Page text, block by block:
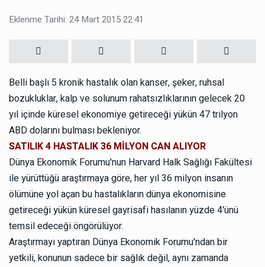
Eklenme Tarihi: 24 Mart 2015 22:41
Belli başlı 5 kronik hastalık olan kanser, şeker, ruhsal
bozukluklar, kalp ve solunum rahatsızlıklarının gelecek 20
yıl içinde küresel ekonomiye getireceği yükün 47 trilyon
ABD dolarını bulması bekleniyor.
SATILIK 4 HASTALIK 36 MİLYON CAN ALIYOR
Dünya Ekonomik Forumu'nun Harvard Halk Sağlığı Fakültesi
ile yürüttüğü araştırmaya göre, her yıl 36 milyon insanın
ölümüne yol açan bu hastalıkların dünya ekonomisine
getireceği yükün küresel gayrisafi hasılanın yüzde 4'ünü
temsil edeceği öngörülüyor.
Araştırmayı yaptıran Dünya Ekonomik Forumu'ndan bir
yetkili, konunun sadece bir sağlık değil, aynı zamanda